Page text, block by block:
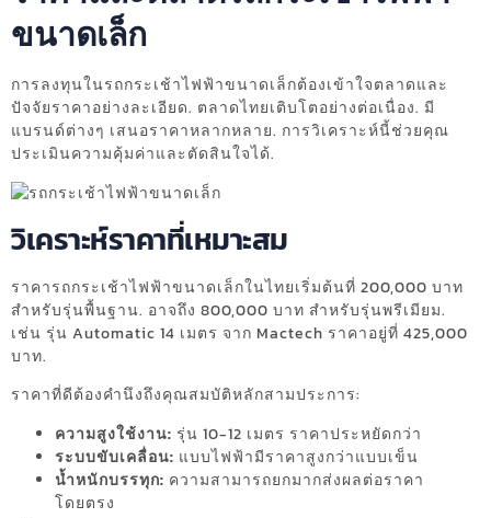
ขนาดเล็ก
การลงทุนในรถกระเช้าไฟฟ้าขนาดเล็กต้องเข้าใจตลาดและ
ปัจจัยราคาอย่างละเอียด. ตลาดไทยเติบโตอย่างต่อเนื่อง. มี
แบรนด์ต่างๆ เสนอราคาหลากหลาย. การวิเคราะห์นี้ช่วยคุณ
ประเมินความคุ้มค่าและตัดสินใจได้.
วิเคราะห์ราคาที่เหมาะสม
ราคารถกระเช้าไฟฟ้าขนาดเล็กในไทยเริ่มต้นที่ 200,000 บาท
สำหรับรุ่นพื้นฐาน. อาจถึง 800,000 บาท สำหรับรุ่นพรีเมียม.
เช่น รุ่น Automatic 14 เมตร จาก Mactech ราคาอยู่ที่ 425,000
บาท.
ราคาที่ดีต้องคำนึงถึงคุณสมบัติหลักสามประการ:
ความสูงใช้งาน: รุ่น 10-12 เมตร ราคาประหยัดกว่า
ระบบขับเคลื่อน: แบบไฟฟ้ามีราคาสูงกว่าแบบเข็น
น้ำหนักบรรทุก: ความสามารถยกมากส่งผลต่อราคา
โดยตรง